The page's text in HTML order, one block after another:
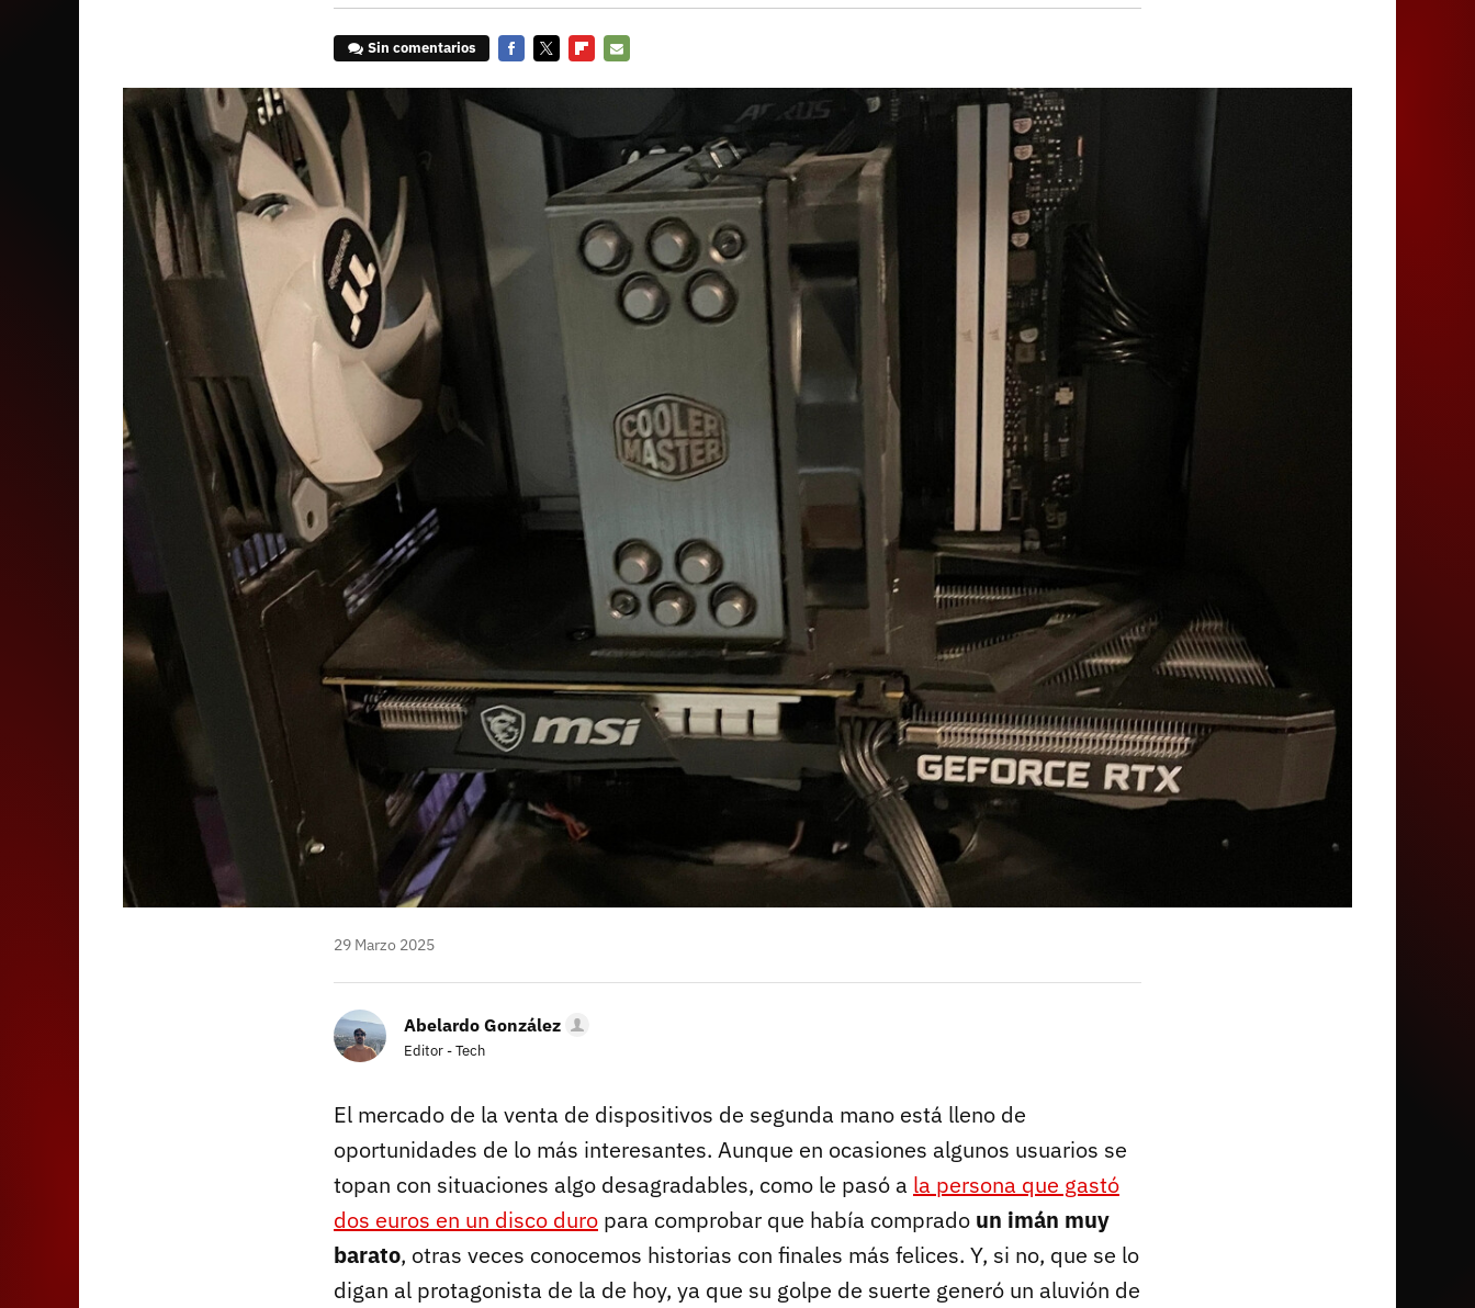
Sin comentarios
29 Marzo 2025
Abelardo González
Editor - Tech
El mercado de la venta de dispositivos de segunda mano está lleno de
oportunidades de lo más interesantes. Aunque en ocasiones algunos usuarios se
topan con situaciones algo desagradables, como le pasó a la persona que gastó
dos euros en un disco duro para comprobar que había comprado un imán muy
barato, otras veces conocemos historias con finales más felices. Y, si no, que se lo
digan al protagonista de la de hoy, ya que su golpe de suerte generó un aluvión de